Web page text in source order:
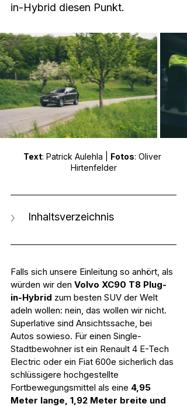
in-Hybrid diesen Punkt.
Text: Patrick Aulehla | Fotos: Oliver
Hirtenfelder
Inhaltsverzeichnis
Falls sich unsere Einleitung so anhört, als
würden wir den Volvo XC90 T8 Plug-
in-Hybrid zum besten SUV der Welt
adeln wollen: nein, das wollen wir nicht.
Superlative sind Ansichtssache, bei
Autos sowieso. Für einen Single-
Stadtbewohner ist ein Renault 4 E-Tech
Electric oder ein Fiat 600e sicherlich das
schlüssigere hochgestellte
Fortbewegungsmittel als eine 4,95
Meter lange, 1,92 Meter breite und